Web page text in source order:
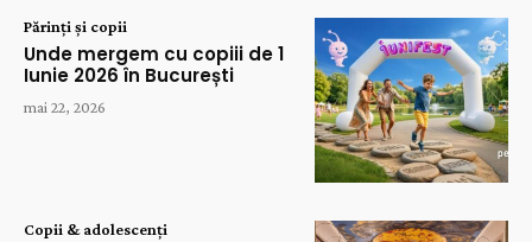
Părinți și copii
Unde mergem cu copiii de 1
Iunie 2026 în București
mai 22, 2026
Copii & adolescenți